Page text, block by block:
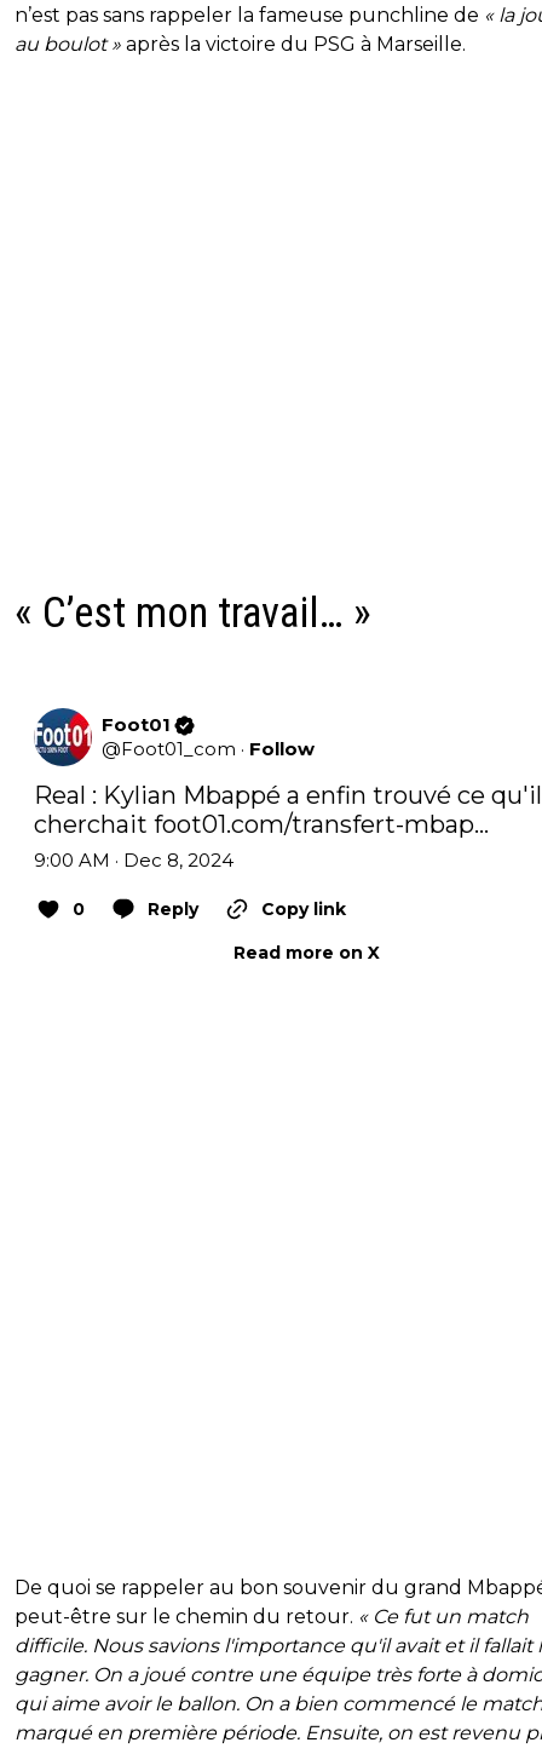
n’est pas sans rappeler la fameuse punchline de « la
au boulot » après la victoire du PSG à Marseille.
« C’est mon travail… »
Foot01
@Foot01_com · Follow
Real : Kylian Mbappé a enfin trouvé ce qu'il
cherchait foot01.com/transfert-mbap…
9:00 AM · Dec 8, 2024
0 Reply
Copy link
Read more on X
De quoi se rappeler au bon souvenir du grand
peut-être sur le chemin du retour. « Ce fut un match
difficile. Nous savions l'importance qu'il avait et il fallait
gagner. On a joué contre une équipe très forte à
qui aime avoir le ballon. On a bien commencé le
marqué en première période. Ensuite, on est revenu